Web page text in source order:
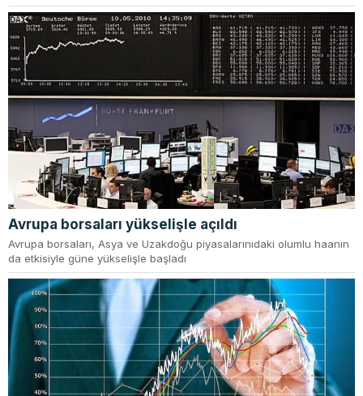
Avrupa borsaları yükselişle açıldı
Avrupa borsaları, Asya ve Uzakdoğu piyasalarınıdaki olumlu haanın
da etkisiyle güne yükselişle başladı